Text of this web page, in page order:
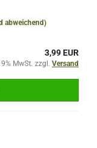
abweichend)
3,99 EUR
MwSt. zzgl. Versand